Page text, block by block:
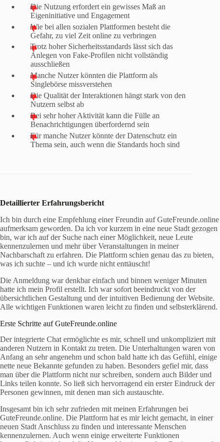
Die Nutzung erfordert ein gewisses Maß an
Eigeninitiative und Engagement
Wie bei allen sozialen Plattformen besteht die
Gefahr, zu viel Zeit online zu verbringen
Trotz hoher Sicherheitsstandards lässt sich das
Anlegen von Fake-Profilen nicht vollständig
ausschließen
Manche Nutzer könnten die Plattform als
Singlebörse missverstehen
Die Qualität der Interaktionen hängt stark von den
Nutzern selbst ab
Bei sehr hoher Aktivität kann die Fülle an
Benachrichtigungen überfordernd sein
Für manche Nutzer könnte der Datenschutz ein
Thema sein, auch wenn die Standards hoch sind
Detaillierter Erfahrungsbericht
Ich bin durch eine Empfehlung einer Freundin auf GuteFreunde.online
aufmerksam geworden. Da ich vor kurzem in eine neue Stadt gezogen
bin, war ich auf der Suche nach einer Möglichkeit, neue Leute
kennenzulernen und mehr über Veranstaltungen in meiner
Nachbarschaft zu erfahren. Die Plattform schien genau das zu bieten,
was ich suchte – und ich wurde nicht enttäuscht!
Die Anmeldung war denkbar einfach und binnen weniger Minuten
hatte ich mein Profil erstellt. Ich war sofort beeindruckt von der
übersichtlichen Gestaltung und der intuitiven Bedienung der Website.
Alle wichtigen Funktionen waren leicht zu finden und selbsterklärend.
Erste Schritte auf GuteFreunde.online
Der integrierte Chat ermöglichte es mir, schnell und unkompliziert mit
anderen Nutzern in Kontakt zu treten. Die Unterhaltungen waren von
Anfang an sehr angenehm und schon bald hatte ich das Gefühl, einige
nette neue Bekannte gefunden zu haben. Besonders gefiel mir, dass
man über die Plattform nicht nur schreiben, sondern auch Bilder und
Links teilen konnte. So ließ sich hervorragend ein erster Eindruck der
Personen gewinnen, mit denen man sich austauschte.
Insgesamt bin ich sehr zufrieden mit meinen Erfahrungen bei
GuteFreunde.online. Die Plattform hat es mir leicht gemacht, in einer
neuen Stadt Anschluss zu finden und interessante Menschen
kennenzulernen. Auch wenn einige erweiterte Funktionen